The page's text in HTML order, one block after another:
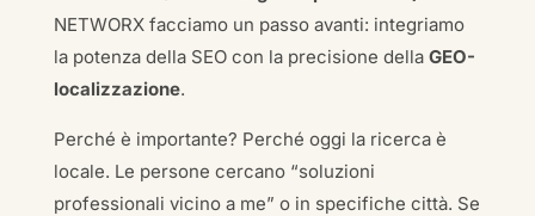
NETWORX facciamo un passo avanti: integriamo
la potenza della SEO con la precisione della GEO-
localizzazione.
Perché è importante? Perché oggi la ricerca è
locale. Le persone cercano “soluzioni
professionali vicino a me” o in specifiche città. Se